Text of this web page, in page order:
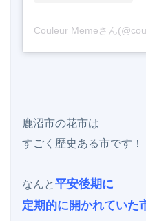
鹿沼市の花市は
すごく歴史ある市です！
なんと平安後期に
定期的に開かれていた